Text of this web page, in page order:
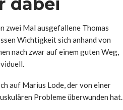
zwei Mal ausgefallene Thomas
Wichtigkeit sich anhand von
nach zwar auf einem guten Weg,
auf Marius Lode, der von einer
Probleme überwunden hat.